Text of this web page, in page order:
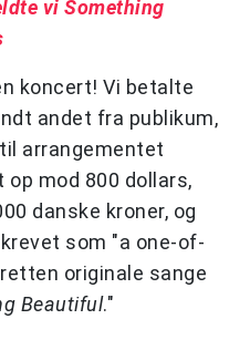
vi Something
koncert! Vi betalte
andet fra publikum,
arrangementet
mod 800 dollars,
danske kroner, og
som "a one-of-
originale sange
Beautiful."